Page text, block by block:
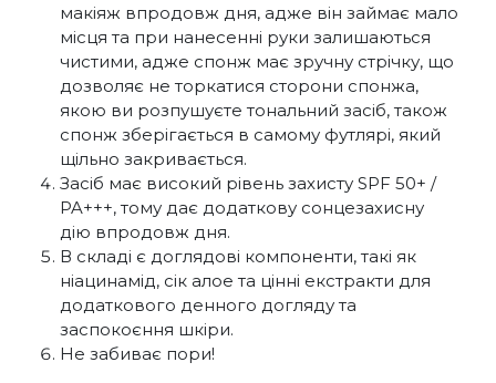
макіяж впродовж дня, адже він займає мало
місця та при нанесенні руки залишаються
чистими, адже спонж має зручну стрічку, що
дозволяє не торкатися сторони спонжа,
якою ви розпушуєте тональний засіб, також
спонж зберігається в самому футлярі, який
щільно закривається.
Засіб має високий рівень захисту SPF 50+ /
PA+++, тому дає додаткову сонцезахисну
дію впродовж дня.
В складі є доглядові компоненти, такі як
ніацинамід, сік алое та цінні екстракти для
додаткового денного догляду та
заспокоєння шкіри.
Не забиває пори!